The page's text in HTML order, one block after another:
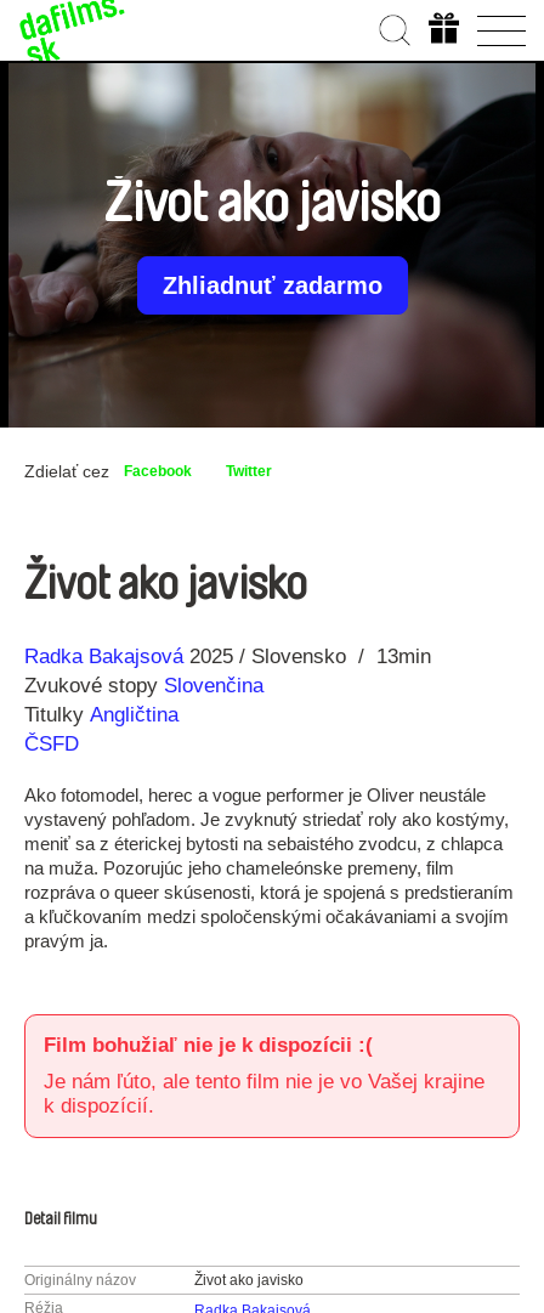
Život ako javisko
Zhliadnuť zadarmo
Zdielať cez Facebook Twitter
Život ako javisko
Réžia
Radka Bakajsová
Rok
výroby
2025 Slovensko
13min
Zvukové stopy Slovenčina
Titulky Angličtina
ČSFD
Ako fotomodel, herec a vogue performer je Oliver neustále
vystavený pohľadom. Je zvyknutý striedať roly ako kostýmy,
meniť sa z éterickej bytosti na sebaistého zvodcu, z chlapca
na muža. Pozorujúc jeho chameleónske premeny, film
rozpráva o queer skúsenosti, ktorá je spojená s predstieraním
a kľučkovaním medzi spoločenskými očakávaniami a svojím
pravým ja.
Film bohužiaľ nie je k dispozícii :(
Je nám ľúto, ale tento film nie je vo Vašej krajine
k dispozícií.
Detail filmu
Originálny názov
Život ako javisko
Réžia